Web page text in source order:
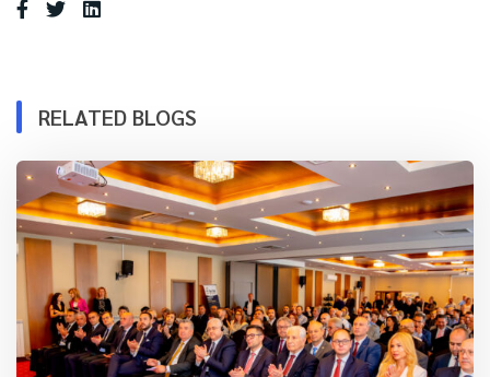
RELATED BLOGS